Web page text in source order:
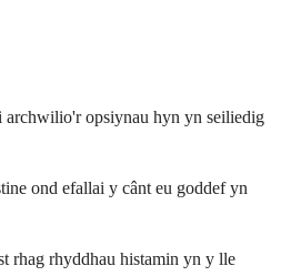
archwilio'r opsiynau hyn yn seiliedig
ond efallai y cânt eu goddef yn
rhag rhyddhau histamin yn y lle